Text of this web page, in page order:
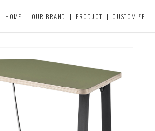
HOME OUR BRAND PRODUCT CUSTOMIZE